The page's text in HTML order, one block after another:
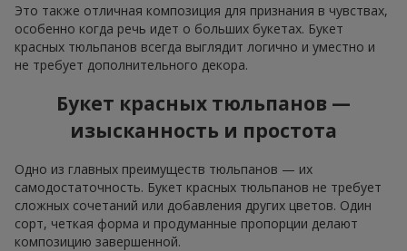
Это также отличная композиция для признания в чувствах,
особенно когда речь идет о больших букетах. Букет
красных тюльпанов всегда выглядит логично и уместно и
не требует дополнительного декора.
Букет красных тюльпанов —
изысканность и простота
Одно из главных преимуществ тюльпанов — их
самодостаточность. Букет красных тюльпанов не требует
сложных сочетаний или добавления других цветов. Один
сорт, четкая форма и продуманные пропорции делают
композицию завершенной.